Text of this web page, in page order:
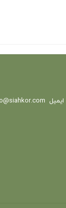
ایمیل